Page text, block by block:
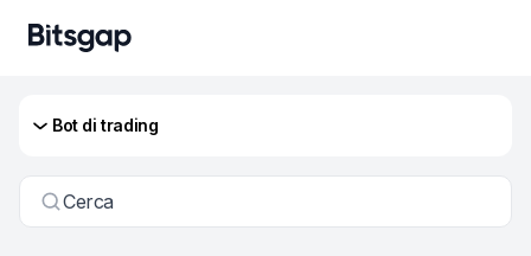
Bot di trading
Cerca